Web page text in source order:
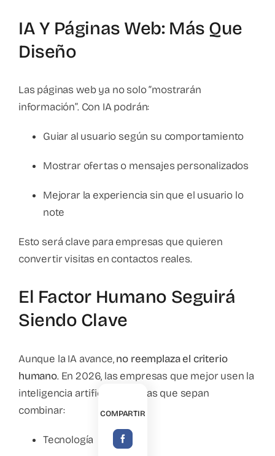
IA Y Páginas Web: Más Que
Diseño
Las páginas web ya no solo “mostrarán
información”. Con IA podrán:
Guiar al usuario según su comportamiento
Mostrar ofertas o mensajes personalizados
Mejorar la experiencia sin que el usuario lo
note
Esto será clave para empresas que quieren
convertir visitas en contactos reales.
El Factor Humano Seguirá
Siendo Clave
Aunque la IA avance,no reemplaza el criterio
humano. En 2026, las empresas que mejor usen la
inteligencia artificial serán las que sepan
combinar:
Tecnología
COMPARTIR